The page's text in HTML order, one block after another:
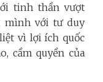
tinh thần vượt
mình với tư duy
vì lợi ích quốc
cầm quyền của